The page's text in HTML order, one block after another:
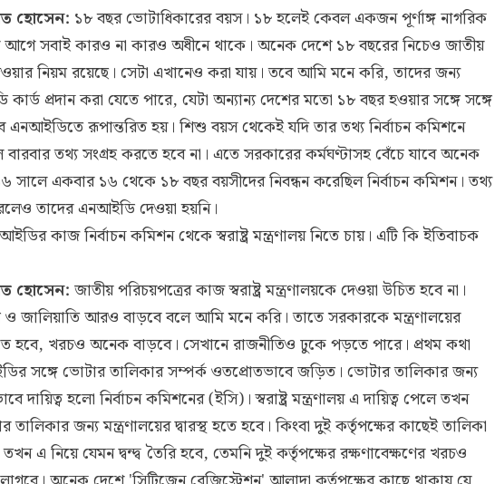
হোসেন: ১৮ বছর ভোটাধিকারের বয়স। ১৮ হলেই কেবল একজন পূর্ণাঙ্গ নাগরিক
আগে সবাই কারও না কারও অধীনে থাকে। অনেক দেশে ১৮ বছরের নিচেও জাতীয়
নিয়ম রয়েছে। সেটা এখানেও করা যায়। তবে আমি মনে করি, তাদের জন্য
প্রদান করা যেতে পারে, যেটা অন্যান্য দেশের মতো ১৮ বছর হওয়ার সঙ্গে সঙ্গে
এনআইডিতে রূপান্তরিত হয়। শিশু বয়স থেকেই যদি তার তথ্য নির্বাচন কমিশনে
তথ্য সংগ্রহ করতে হবে না। এতে সরকারের কর্মঘণ্টাসহ বেঁচে যাবে অনেক
সালে একবার ১৬ থেকে ১৮ বছর বয়সীদের নিবন্ধন করেছিল নির্বাচন কমিশন। তথ্য
তাদের এনআইডি দেওয়া হয়নি।
কাজ নির্বাচন কমিশন থেকে স্বরাষ্ট্র মন্ত্রণালয় নিতে চায়। এটি কি ইতিবাচক
হোসেন: জাতীয় পরিচয়পত্রের কাজ স্বরাষ্ট্র মন্ত্রণালয়কে দেওয়া উচিত হবে না।
জালিয়াতি আরও বাড়বে বলে আমি মনে করি। তাতে সরকারকে মন্ত্রণালয়ের
হবে, খরচও অনেক বাড়বে। সেখানে রাজনীতিও ঢুকে পড়তে পারে। প্রথম কথা
সঙ্গে ভোটার তালিকার সম্পর্ক ওতপ্রোতভাবে জড়িত। ভোটার তালিকার জন্য
দায়িত্ব হলো নির্বাচন কমিশনের (ইসি)। স্বরাষ্ট্র মন্ত্রণালয় এ দায়িত্ব পেলে তখন
জন্য মন্ত্রণালয়ের দ্বারস্থ হতে হবে। কিংবা দুই কর্তৃপক্ষের কাছেই তালিকা
এ নিয়ে যেমন দ্বন্দ্ব তৈরি হবে, তেমনি দুই কর্তৃপক্ষের রক্ষণাবেক্ষণের খরচও